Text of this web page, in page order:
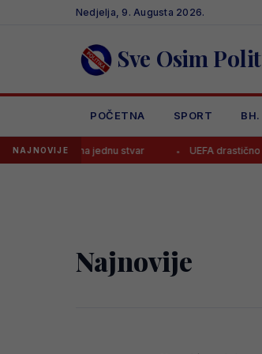
Nedjelja, 9. Augusta 2026.
Sve Osim
POČETNA SPORT
NAJNOVIJE
Kerima na jednu stvar UEFA drastično
Najnovije